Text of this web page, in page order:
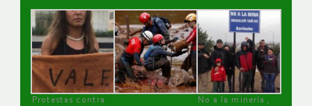
Protestas contra
No a la minería ,